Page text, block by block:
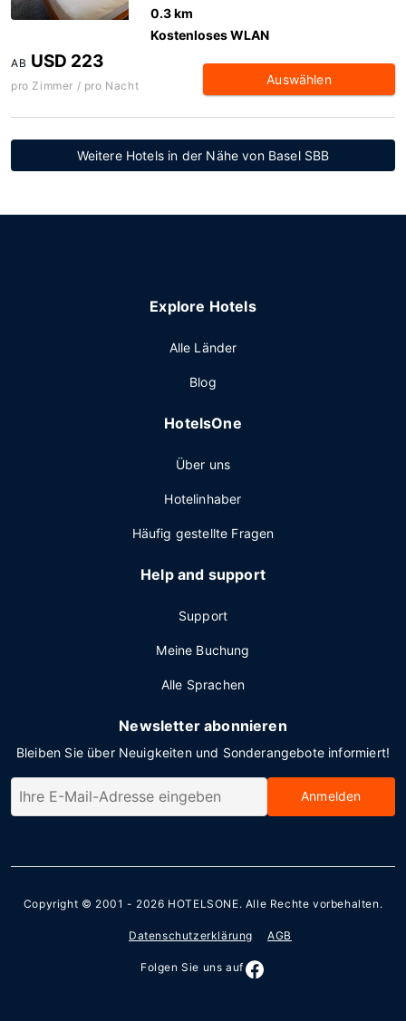
0.3 km
Kostenloses WLAN
AB USD 223
pro Zimmer / pro Nacht Auswählen
Weitere Hotels in der Nähe von Basel SBB
Explore Hotels
Alle Länder
Blog
HotelsOne
Über uns
Hotelinhaber
Häufig gestellte Fragen
Help and support
Support
Meine Buchung
Alle Sprachen
Newsletter abonnieren
Bleiben Sie über Neuigkeiten und Sonderangebote informiert!
Anmelden
Copyright © 2001 - 2026 HOTELSONE. Alle Rechte vorbehalten.
Datenschutzerklärung AGB
Folgen Sie uns auf